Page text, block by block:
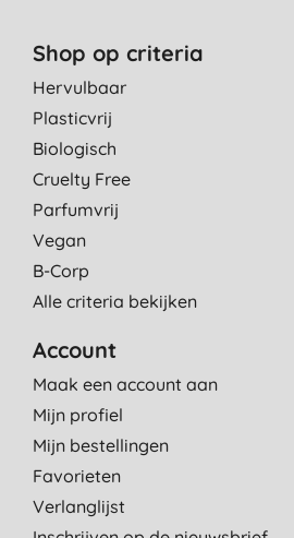
Shop op criteria
Hervulbaar
Plasticvrij
Biologisch
Cruelty Free
Parfumvrij
Vegan
B-Corp
Alle criteria bekijken
Account
Maak een account aan
Mijn profiel
Mijn bestellingen
Favorieten
Verlanglijst